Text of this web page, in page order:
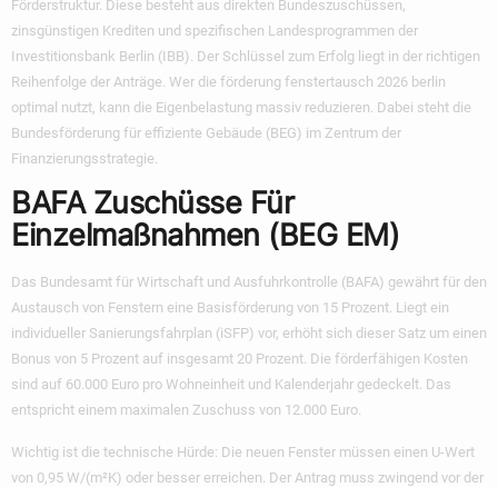
Förderstruktur. Diese besteht aus direkten Bundeszuschüssen,
zinsgünstigen Krediten und spezifischen Landesprogrammen der
Investitionsbank Berlin (IBB). Der Schlüssel zum Erfolg liegt in der richtigen
Reihenfolge der Anträge. Wer die förderung fenstertausch 2026 berlin
optimal nutzt, kann die Eigenbelastung massiv reduzieren. Dabei steht die
Bundesförderung für effiziente Gebäude (BEG) im Zentrum der
Finanzierungsstrategie.
BAFA Zuschüsse Für
Einzelmaßnahmen (BEG EM)
Das Bundesamt für Wirtschaft und Ausfuhrkontrolle (BAFA) gewährt für den
Austausch von Fenstern eine Basisförderung von 15 Prozent. Liegt ein
individueller Sanierungsfahrplan (iSFP) vor, erhöht sich dieser Satz um einen
Bonus von 5 Prozent auf insgesamt 20 Prozent. Die förderfähigen Kosten
sind auf 60.000 Euro pro Wohneinheit und Kalenderjahr gedeckelt. Das
entspricht einem maximalen Zuschuss von 12.000 Euro.
Wichtig ist die technische Hürde: Die neuen Fenster müssen einen U-Wert
von 0,95 W/(m²K) oder besser erreichen. Der Antrag muss zwingend vor der